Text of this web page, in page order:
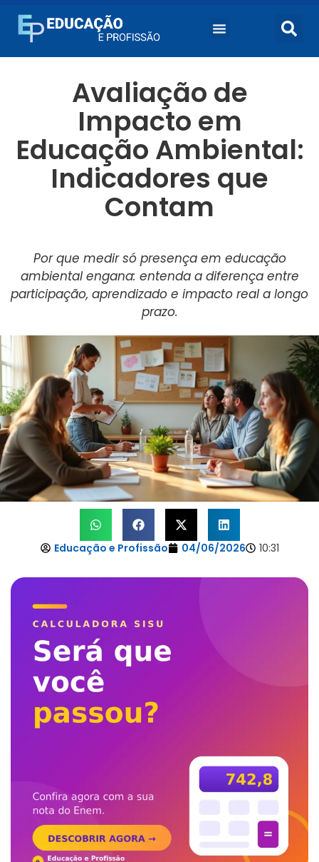
Avaliação de
Impacto em
Educação Ambiental:
Indicadores que
Contam
Por que medir só presença em educação
ambiental engana: entenda a diferença entre
participação, aprendizado e impacto real a longo
prazo.
Educação e Profissão 04/06/2026 10:31